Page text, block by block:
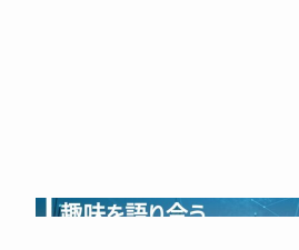
NOW PRINTING...